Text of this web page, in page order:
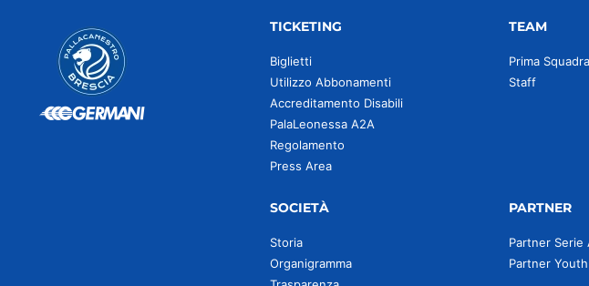
TICKETING
Biglietti
Utilizzo Abbonamenti
Accreditamento Disabili
PalaLeonessa A2A
Regolamento
Press Area
TEAM
Prima Squadra
Staff
SOCIETÀ
Storia
Organigramma
PARTNER
Partner Serie
Partner Youth